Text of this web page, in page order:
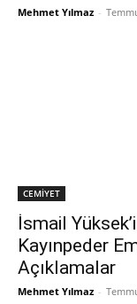
Mehmet Yılmaz -
CEMİYET
İsmail
Kayınpeder
Açıklamalar
Mehmet Yılmaz -